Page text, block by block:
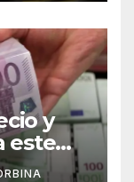
y
este
2026